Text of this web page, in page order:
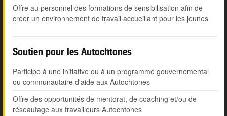
Offre au personnel des formations de sensibilisation afin de
créer un environnement de travail accueillant pour les jeunes
Soutien pour les Autochtones
Participe à une initiative ou à un programme gouvernemental
ou communautaire d'aide aux Autochtones
Offre des opportunités de mentorat, de coaching et/ou de
réseautage aux travailleurs Autochtones